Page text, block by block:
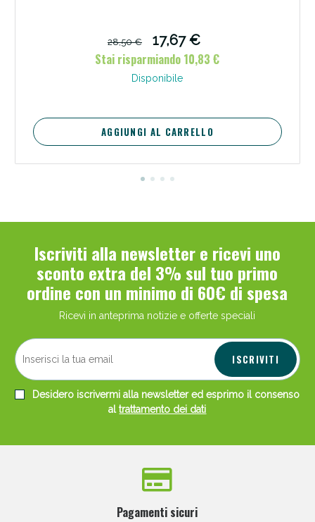
28,50 €
17,67 €
Stai risparmiando 10,83 €
Disponibile
AGGIUNGI AL CARRELLO
Iscriviti alla newsletter e ricevi uno
sconto extra del 3% sul tuo primo
ordine con un minimo di 60€ di spesa
Ricevi in anteprima notizie e offerte speciali
ISCRIVITI
Desidero iscrivermi alla newsletter ed esprimo il consenso
altrattamento dei dati
Pagamenti sicuri